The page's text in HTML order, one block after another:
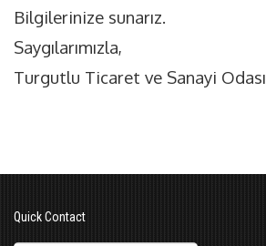
Bilgilerinize sunarız.
Saygılarımızla,
Turgutlu Ticaret ve Sanayi Odası
Quick Contact